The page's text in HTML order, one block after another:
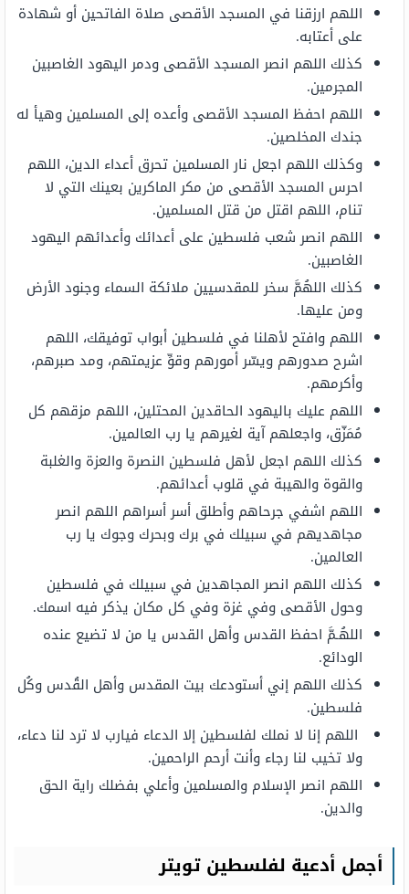
اللهم ارزقنا في المسجد الأقصى صلاة الفاتحين أو شهادة
على أعتابه.
كذلك اللهم انصر المسجد الأقصى ودمر اليهود الغاصبين
المجرمين.
اللهم احفظ المسجد الأقصى وأعده إلى المسلمين وهيأ له
جندك المخلصين.
وكذلك اللهم اجعل نار المسلمين تحرق أعداء الدين، اللهم
احرس المسجد الأقصى من مكر الماكرين بعينك التي لا
تنام، اللهم اقتل من قتل المسلمين.
اللهم انصر شعب فلسطين على أعدائك وأعدائهم اليهود
الغاصبين.
كذلك اللهُمَّ سخر للمقدسيين ملائكة السماء وجنود الأرض
ومن عليها.
اللهم وافتح لأهلنا في فلسطين أبواب توفيقك، اللهم
اشرح صدورهم ويسّر أمورهم وقوِّ عزيمتهم، ومد صبرهم،
وأكرمهم.
اللهم عليك باليهود الحاقدين المحتلين، اللهم مزقهم كل
مُمَزّق، واجعلهم آية لغيرهم يا رب العالمين.
كذلك اللهم اجعل لأهل فلسطين النصرة والعزة والغلبة
والقوة والهيبة في قلوب أعدائهم.
اللهم اشفي جرحاهم وأطلق أسر أسراهم اللهم انصر
مجاهديهم في سبيلك في برك وبحرك وجوك يا رب
العالمين.
كذلك اللهم انصر المجاهدين في سبيلك في فلسطين
وحول الأقصى وفي غزة وفي كل مكان يذكر فيه اسمك.
اللهُـمَّ احفظ القدس وأهل القدس يا من لا تضيع عنده
الودائع.
كذلك اللهم إني أستودعك بيت المقدس وأهل القُدس وكُل
فلسطين.
اللهم إنا لا نملك لفلسطين إلا الدعاء فيارب لا ترد لنا دعاء،
ولا تخيب لنا رجاء وأنت أرحم الراحمين.
اللهم انصر الإسلام والمسلمين وأعلي بفضلك راية الحق
والدين.
أجمل أدعية لفلسطين تويتر